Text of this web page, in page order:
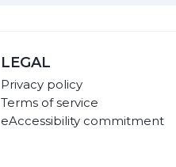
LEGAL
Privacy policy
Terms of service
eAccessibility commitment